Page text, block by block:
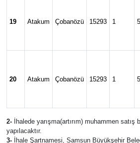
19 Atakum Çobanözü 15293 1
20 Atakum Çobanözü 15293 1
2-İhalede yarışma(artırım) muhammen satış
yapılacaktır.
3-İhale Şartnamesi, Samsun Büyükşehir